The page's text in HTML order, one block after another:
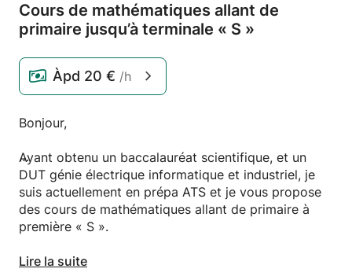
Cours de mathématiques allant de
primaire jusqu’à terminale « S »
Àpd 20 € /h
Bonjour,
Ayant obtenu un baccalauréat scientifique, et un
DUT génie électrique informatique et industriel, je
suis actuellement en prépa ATS et je vous propose
des cours de mathématiques allant de primaire à
première « S ».
Ayant déjà enseigné durant mes années de DUT, je
Lire la suite